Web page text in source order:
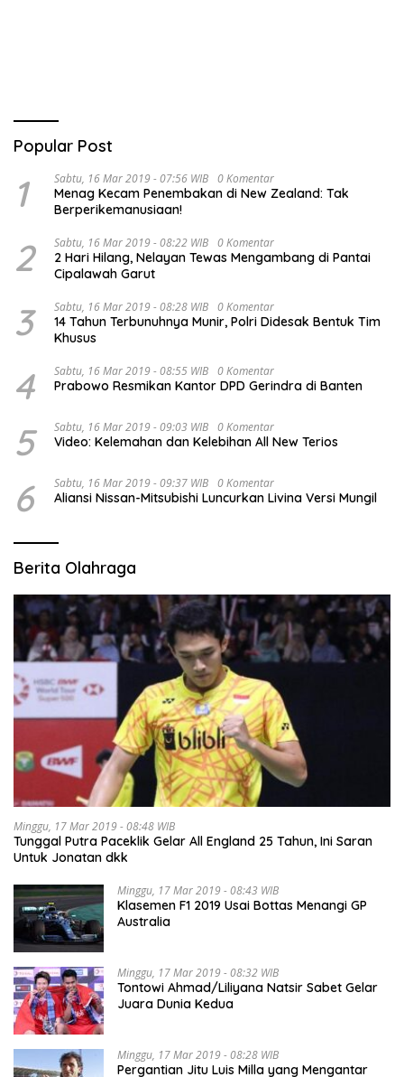
Popular Post
1 Sabtu, 16 Mar 2019 - 07:56 WIB 0 Komentar
Menag Kecam Penembakan di New Zealand: Tak
Berperikemanusiaan!
2 Sabtu, 16 Mar 2019 - 08:22 WIB 0 Komentar
2 Hari Hilang, Nelayan Tewas Mengambang di Pantai
Cipalawah Garut
3 Sabtu, 16 Mar 2019 - 08:28 WIB 0 Komentar
14 Tahun Terbunuhnya Munir, Polri Didesak Bentuk Tim
Khusus
4 Sabtu, 16 Mar 2019 - 08:55 WIB 0 Komentar
Prabowo Resmikan Kantor DPD Gerindra di Banten
5 Sabtu, 16 Mar 2019 - 09:03 WIB 0 Komentar
Video: Kelemahan dan Kelebihan All New Terios
6 Sabtu, 16 Mar 2019 - 09:37 WIB 0 Komentar
Aliansi Nissan-Mitsubishi Luncurkan Livina Versi Mungil
Berita Olahraga
Minggu, 17 Mar 2019 - 08:48 WIB
Tunggal Putra Paceklik Gelar All England 25 Tahun, Ini Saran
Untuk Jonatan dkk
Minggu, 17 Mar 2019 - 08:43 WIB
Klasemen F1 2019 Usai Bottas Menangi GP
Australia
Minggu, 17 Mar 2019 - 08:32 WIB
Tontowi Ahmad/Liliyana Natsir Sabet Gelar
Juara Dunia Kedua
Minggu, 17 Mar 2019 - 08:28 WIB
Pergantian Jitu Luis Milla yang Mengantar